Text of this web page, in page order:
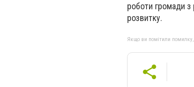
роботи громади з
розвитку.
Якщо ви помітили помилку,